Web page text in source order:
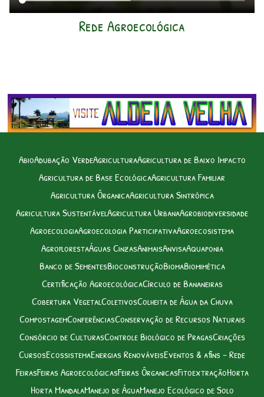
Rede Agroecológica
AbioAdubação VerdeAgriculturaAgricultura de Baixo Impacto
Agricultura de Base EcológicaAgricultura Familiar
Agricultura ÔrganicaAgricultura Sintrópica
Agricultura SustentávelAgricultura UrbanaAgrobiodiversidade
AgroecologiaAgroecologia ParticipativaAgroecosistema
AgroflorestaÁguas CinzasAnimaisAnvisaAquaponia
Banco de SementesBioconstruçãoBiomaBiomimética
Certificação AgroecológicaCírculo de Bananeiras
Cobertura VegetalColetivosColheita de Água da Chuva
CompostagemConferênciasConservação de Recursos Naturais
Consórcio de CulturasControle Biológico de PragasCriações
CursosEcossistemaEnergias RenováveisEventos & afins – Rede
FeirasFeiras AgroecológicasFeiras ÔrganicasFitoextraçãoHorta
Horta MandalaManejo de ÁguaManejo Ecológico de Solo